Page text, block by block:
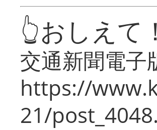
👆おしえ
交通新聞電
https://
21/